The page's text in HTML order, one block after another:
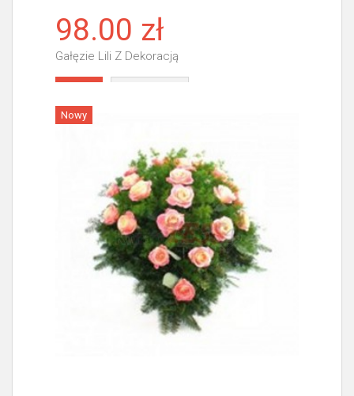
98.00 zł
Gałęzie Lili Z Dekoracją
Nowy